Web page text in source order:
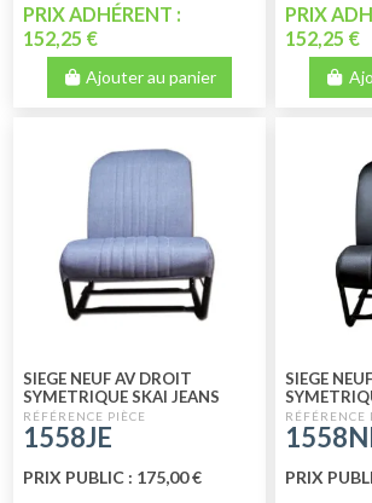
PRIX ADHÉRENT :
152,25 €
Ajouter au panier
PRIX
152,25 €
SIEGE NEUF AV DROIT
SYMETRIQUE SKAI JEANS
1558JE
PRIX PUBLIC : 175,00 €
SIEGE
PERFORE
PRIX